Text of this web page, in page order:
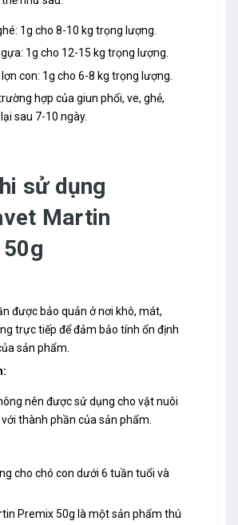
1g cho 8-10 kg trọng lượng.
1g cho 12-15 kg trọng lượng.
con: 1g cho 6-8 kg trọng lượng.
hợp của giun phổi, ve, ghẻ,
sau 7-10 ngày.
sử dụng
Martin
được bảo quản ở nơi khô, mát,
trực tiếp để đảm bảo tính ổn định
sản phẩm.
nên được sử dụng cho vật nuôi
thành phần của sản phẩm.
cho chó con dưới 6 tuần tuổi và
Premix 50g là một sản phẩm thú